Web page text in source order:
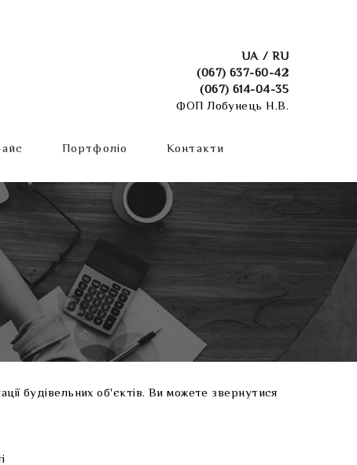
UA
RU
(067) 637-60-42
(067) 614-04-35
ФОП Лобунець Н.В.
Портфоліо Контакти
будівельних об'єктів. Ви можете звернутися